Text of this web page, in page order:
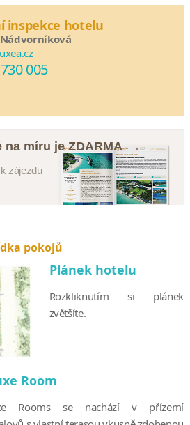
inspekce hotelu
Nádvorníková
005
na míru je ZDARMA
zájezdu
pokojů
Plánek hotelu
Rozkliknutím si plánek
zvětšíte.
Room
Rooms se nachází v přízemí